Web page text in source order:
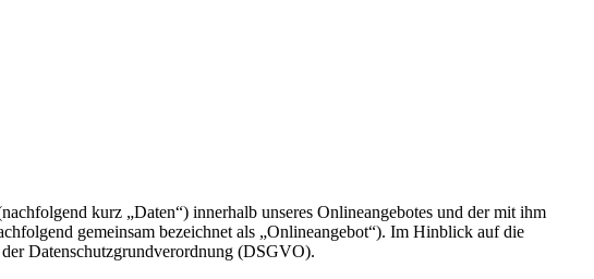
kurz „Daten“) innerhalb unseres Onlineangebotes und der mit ihm
gemeinsam bezeichnet als „Onlineangebot“). Im Hinblick auf die
Datenschutzgrundverordnung (DSGVO).